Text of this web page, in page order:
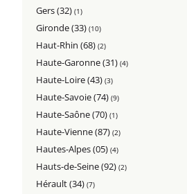
Gers (32)(1)
Gironde (33)(10)
Haut-Rhin (68)(2)
Haute-Garonne (31)(4)
Haute-Loire (43)(3)
Haute-Savoie (74)(9)
Haute-Saône (70)(1)
Haute-Vienne (87)(2)
Hautes-Alpes (05)(4)
Hauts-de-Seine (92)(2)
Hérault (34)(7)